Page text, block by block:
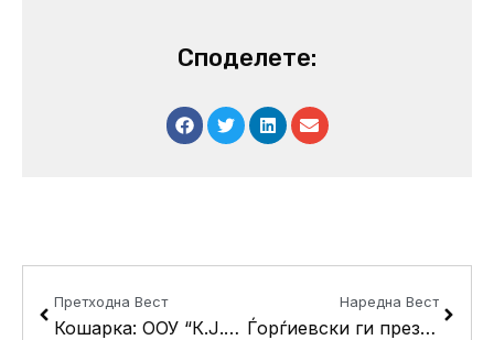
Споделете:
Претходна Вест
Кошарка: ООУ “К.Ј.Питу” шампиони – ,,режираше“ Сребров
Наредна Вест
Ѓорѓиевски ги презентираше проектите за фекална и водоводна мрежа во Стаклара